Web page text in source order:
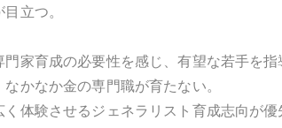
立つ。
門家育成の必要性を感じ、有望な若手を
かなか金の専門職が育たない。
く体験させるジェネラリスト育成志向が